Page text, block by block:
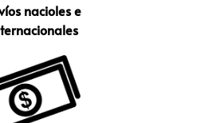
nacioles e